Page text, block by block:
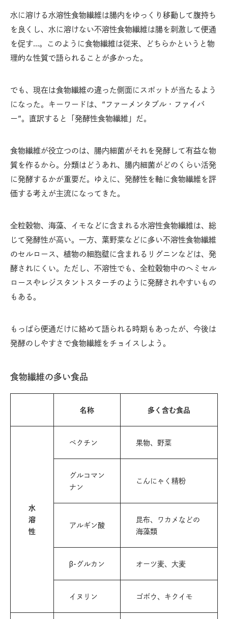
水に溶ける水溶性食物繊維は腸内をゆっくり移動して腹持ち
を良くし、水に溶けない不溶性食物繊維は腸を刺激して便通
を促す…。このように食物繊維は従来、どちらかというと物
理的な性質で語られることが多かった。
でも、現在は食物繊維の違った側面にスポットが当たるよう
になった。キーワードは、“ファーメンタブル・ファイバ
ー”。直訳すると「発酵性食物繊維」だ。
食物繊維が役立つのは、腸内細菌がそれを発酵して有益な物
質を作るから。分類はどうあれ、腸内細菌がどのくらい活発
に発酵するかが重要だ。ゆえに、発酵性を軸に食物繊維を評
価する考えが主流になってきた。
全粒穀物、海藻、イモなどに含まれる水溶性食物繊維は、総
じて発酵性が高い。一方、葉野菜などに多い不溶性食物繊維
のセルロース、植物の細胞壁に含まれるリグニンなどは、発
酵されにくい。ただし、不溶性でも、全粒穀物中のヘミセル
ロースやレジスタントスターチのように発酵されやすいもの
もある。
もっぱら便通だけに絡めて語られる時期もあったが、今後は
発酵のしやすさで食物繊維をチョイスしよう。
食物繊維の多い食品
名称 多く含む食品
水
溶
性
ペクチン 果物、野菜
グルコマン
ナン
こんにゃく精粉
アルギン酸
昆布、ワカメなどの
海藻類
β-グルカン オーツ麦、大麦
イヌリン ゴボウ、キクイモ